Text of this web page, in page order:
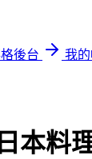
後台
我
本料